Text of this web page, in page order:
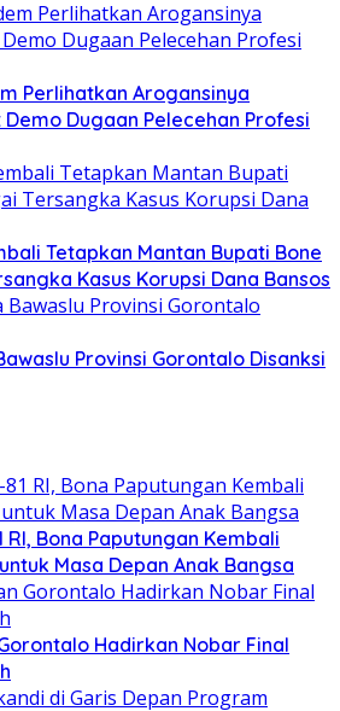
Perlihatkan Arogansinya
Dugaan Pelecehan Profesi
Tetapkan Mantan Bupati Bone
Kasus Korupsi Dana Bansos
Provinsi Gorontalo Disanksi
RI, Bona Paputungan Kembali
Masa Depan Anak Bangsa
Hadirkan Nobar Final